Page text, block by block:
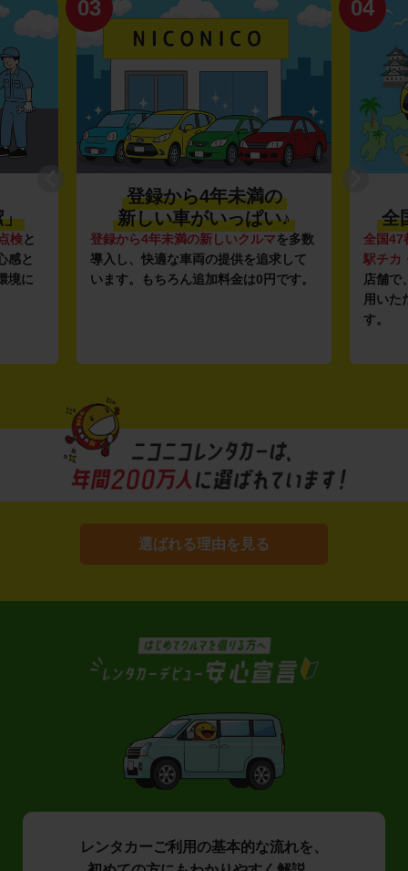
」
検と
感と
境に
03
登録から4年未満の
新しい車がいっぱい♪
登録から4年未満の新しいクルマを多数
導入し、快適な車両の提供を追求して
います。もちろん追加料金は0円です。
04
全
全国47
駅チカ
店舗で
用いた
す。
選ばれる理由を見る
レンタカーご利用の基本的な流れを、